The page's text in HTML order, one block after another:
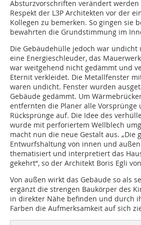
Absturzvorschriften verändert
Respekt der L3P Architekten vor der
Kollegen zu bemerken. So gingen sie
bewahrten die Grundstimmung im
Die Gebäudehülle jedoch war undicht
eine Energieschleuder, das
war weitgehend nicht gedämmt und
Eternit verkleidet. Die Metallfenster
waren undicht. Fenster wurden
Gebäude gedämmt. Um
entfernten die Planer alle Vorsprünge
Rücksprünge auf. Die Idee des
wurde mit perforiertem Wellblech
macht nun die neue Gestalt aus. „Die
Entwurfshaltung von innen und
thematisiert und interpretiert das
gekehrt“, so der Architekt Boris Egli
Von außen wirkt das Gebäude so als
ergänzt die strengen Baukörper des
in direkter Nähe befinden und durch
Farben die Aufmerksamkeit auf sich